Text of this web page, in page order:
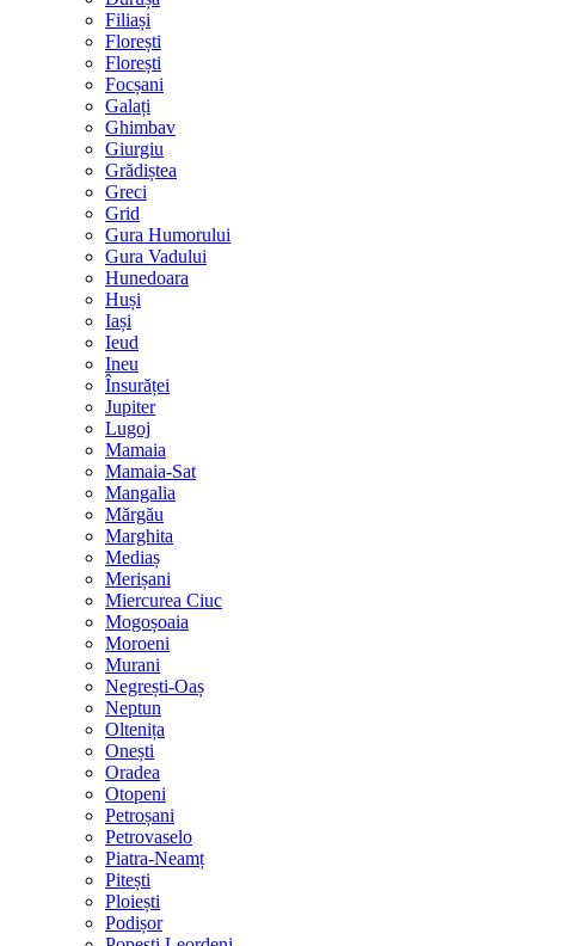
Filiași
Florești
Florești
Focșani
Galați
Ghimbav
Giurgiu
Grădiștea
Greci
Grid
Gura Humorului
Gura Vadului
Hunedoara
Huși
Iași
Ieud
Ineu
Însurăței
Jupiter
Lugoj
Mamaia
Mamaia-Sat
Mangalia
Mărgău
Marghita
Mediaș
Merișani
Miercurea Ciuc
Mogoșoaia
Moroeni
Murani
Negrești-Oaș
Neptun
Oltenița
Onești
Oradea
Otopeni
Petroșani
Petrovaselo
Piatra-Neamț
Pitești
Ploiești
Podișor